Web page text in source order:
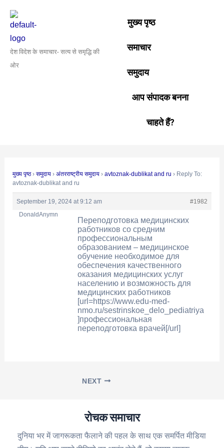
content
देश विदेश के समाचार- सत्य से समृद्धि की
ओर
मुख्य पृष्ठ
समाचार
समुदाय
आप संपादक बनना
चाहते हैं?
मुख्य पृष्ठ › समुदाय › अंतरराष्ट्रीय समुदाय › avtoznak-dublikat and ru › Reply To:
avtoznak-dublikat and ru
September 19, 2024 at 9:12 am
#1982
DonaldAnymn
Переподготовка медицинских
работников со средним
профессиональным
образованием – медицинское
обучение необходимое для
обеспечения качественного
оказания медицинских услуг
населению и возможность для
медицинских работников
[url=https://www.edu-med-
nmo.ru/sestrinskoe_delo_pediatriya
]профессиональная
переподготовка врачей[/url]
navigation
NEXT
रोचक समाचार
दुनिया भर में जागरूकता फैलाने की पहल के साथ एक समर्पित मीडिया